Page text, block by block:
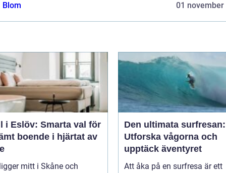
Blom
01 november
i Eslöv: Smarta val för
boende i hjärtat av
mitt i Skåne och
Den ultimata surfresan:
Utforska vågorna och
upptäck äventyret
Att åka på en surfresa är ett